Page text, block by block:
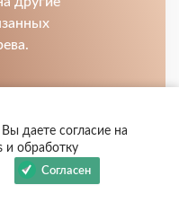
даете согласие на
и обработку
Согласен